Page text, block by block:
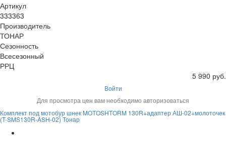
Артикул
333363
Производитель
ТОНАР
Сезонность
Всесезонный
РРЦ
5 990 руб.
Войти
Для просмотра цен вам необходимо авторизоваться
Комплект под мотобур шнек MOTOSHTORM 130R+адаптер АШ-02+молоточек
(T-SMS130R-ASH-02) Тонар